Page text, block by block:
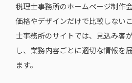
税理士事務所のホームページ制作
価格やデザインだけで比較しない
士事務所のサイトでは、見込み客
し、業務内容ごとに適切な情報を
ます。